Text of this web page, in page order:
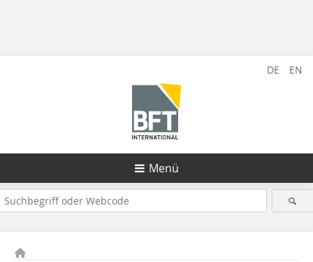
DE EN
Menü